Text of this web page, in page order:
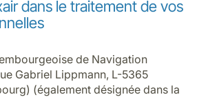
dans le traitement de vos
de Navigation
Gabriel Lippmann, L-5365
(également désignée dans la